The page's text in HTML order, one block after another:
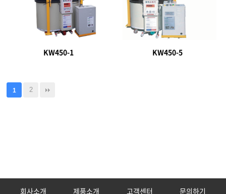
KW450-1 KW450-5
1 2
회사소개 제품소개 고객센터 문의하기